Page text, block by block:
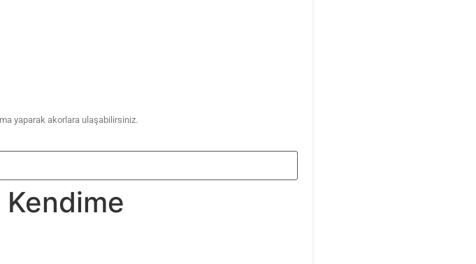
yaparak akorlara ulaşabilirsiniz.